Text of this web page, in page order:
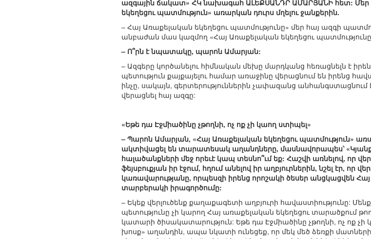
ազգային ճակատ» ՀԿ նախագահ ԱԼԵՔՍԱՆԴՐ ԱՄԱՐՅԱՆԻ հետ:
եկեղեցու պատմություն» առարկան դուրս մղելու ջանքերին.
– Հայ Առաքելական եկեղեցու պատմությունը» մեր հայ ազգի
անբաժան մաս կազմող «Հայ Առաքելական եկեղեցու
– Ո՞րն է նպատակը, պարոն Ամարյան:
– Ազգերը կործանելու հիմնական մեխը մարդկանց հեռացնելն է
պետություն քայքայելու համար առաջինը վերացնում են իրենց
ինչը, սակայն, գերտերություններին չափազանց
վերացնել հայ ազգը:
«Եթե դա Էջմիածինը չթողնի, ոչ ոք չի կաող ստիպել»
– Պարոն Ամարյան, «Հայ Առաքելական եկեղեցու պատմություն»
ակտիվացել են տարատեսակ աղանդները, մասնավորապես՝
հալածանքների մեջ որեւէ կապ տեսնո՞ւմ եք: Հաշվի առնելով, որ
ֆեյսբուքյան իր էջում, հղում անելով իր աղբյուրներին, նշել էր,
կառավարությանը, որպեսզի իրենց որոշակի ծեսեր անցկացվեն
տարբերակի իրագործումը:
– Եկեք վերլուծենք քաղաքագետի աղբյուրի հավաստիությունը:
պետությունը չի կարող Հայ առաքելական եկեղեցու տարածքում
կատարի ծիսակատարություն: Եթե դա Էջմիածինը չթողնի, ոչ ոք
խոսք» աղանդին, ապա նկատի ունեցեք, որ մեկ մեծ ձեռքի